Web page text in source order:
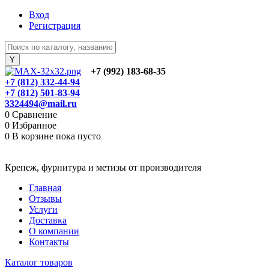
Вход
Регистрация
+7 (992) 183-68-35
+7 (812) 332-44-94
+7 (812) 501-83-94
3324494@mail.ru
0 Сравнение
0 Избранное
0 В корзине пока пусто
Крепеж, фурнитура и метизы от производителя
Главная
Отзывы
Услуги
Доставка
О компании
Контакты
Каталог товаров